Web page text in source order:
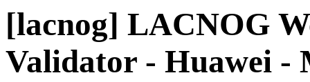
[lacnog] LACNOG
Validator - Huawei